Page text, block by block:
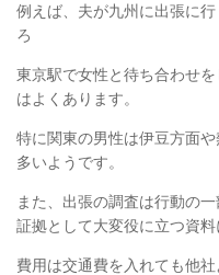
例えば、夫が九州に出張に
ろ
東京駅で女性と待ち合わせ
はよくあります。
特に関東の男性は伊豆方面
多いようです。
また、出張の調査は行動の
証拠として大変役に立つ資料
費用は交通費を入れても他社